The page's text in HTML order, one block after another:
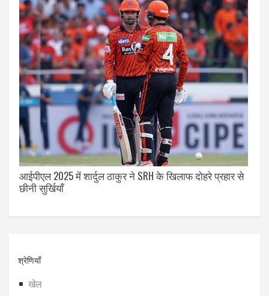
आईपीएल 2025 में शार्दुल ठाकुर ने SRH के खिलाफ दोहरे प्रहार से
छीनी सुर्खियाँ
श्रेणियाँ
खेल